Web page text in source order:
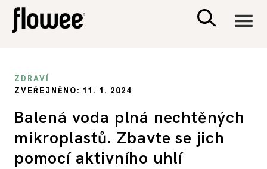
PSYCHOLOGIE
ZDRAVÍ
ZVEŘEJNĚNO: 11. 1. 2024
Balená voda plná nechtěných
mikroplastů. Zbavte se jich
pomocí aktivního uhlí